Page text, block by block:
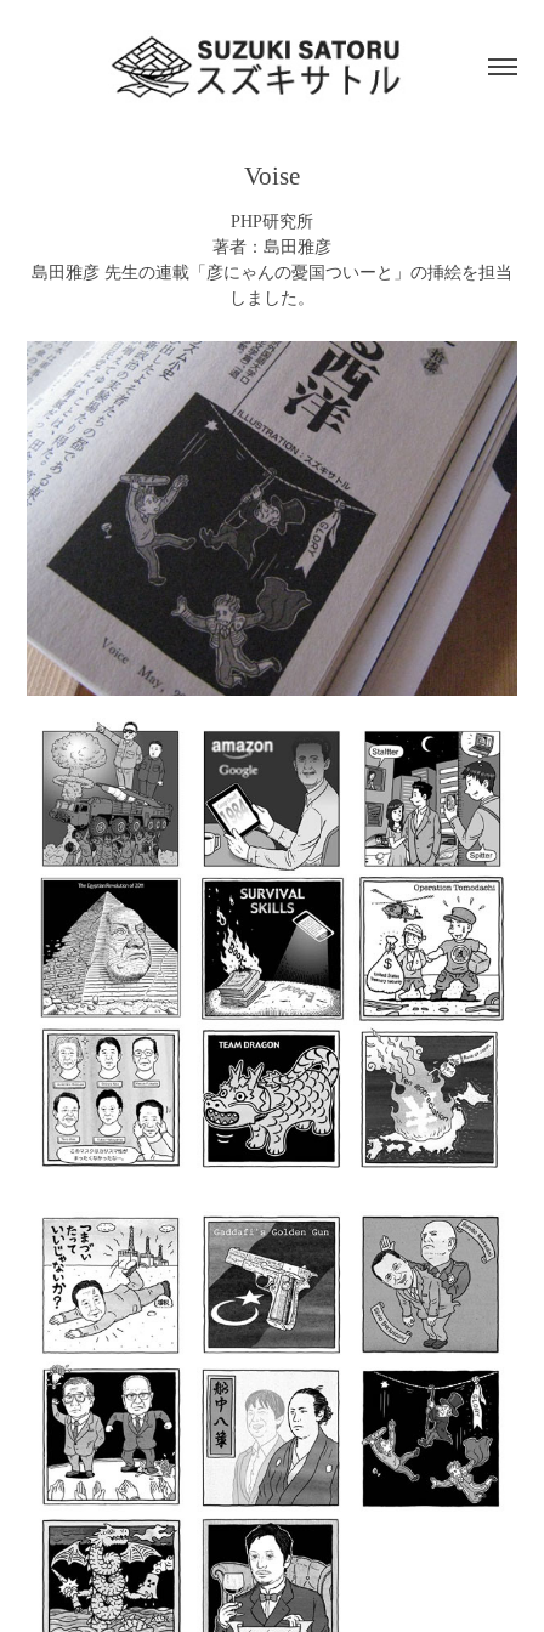
Voise
PHP研究所
著者：島田雅彦
島田雅彦 先生の連載「彦にゃんの憂国ついーと」の挿絵を担当
しました。